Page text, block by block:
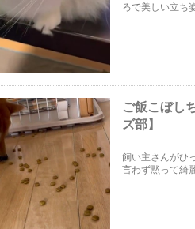
ろで美しい立ち
ご飯こぼし
ズ部】
飼い主さんがひ
言わず黙って綺